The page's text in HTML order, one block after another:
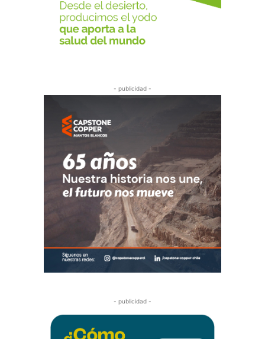
- publicidad -
- publicidad -